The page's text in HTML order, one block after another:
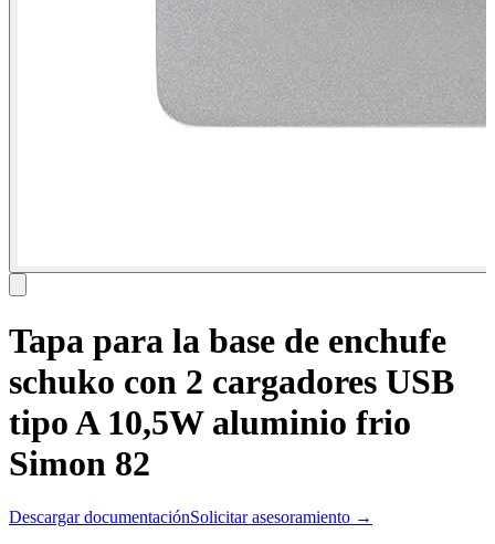
Tapa para la base de enchufe
schuko con 2 cargadores USB
tipo A 10,5W aluminio frio
Simon 82
Descargar documentaciónSolicitar asesoramiento →